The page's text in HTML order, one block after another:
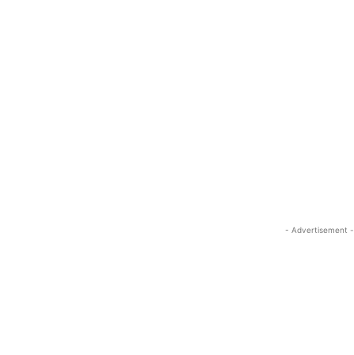
- Advertisement -